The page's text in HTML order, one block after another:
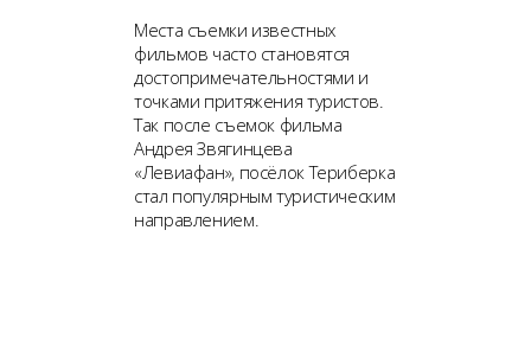
Места съемки известных
фильмов часто становятся
достопримечательностями и
точками притяжения туристов.
Так после съемок фильма
Андрея Звягинцева
«Левиафан», посёлок Териберка
стал популярным туристическим
направлением.